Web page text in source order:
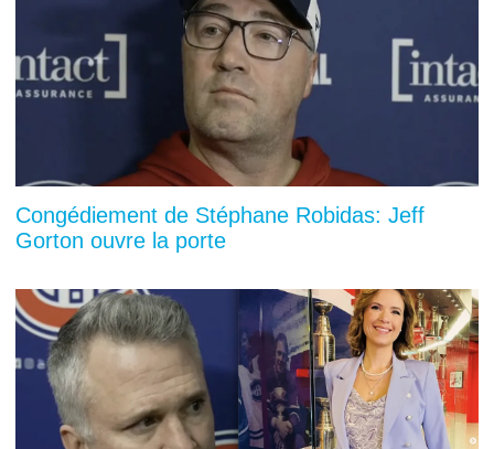
Congédiement de Stéphane Robidas: Jeff
Gorton ouvre la porte